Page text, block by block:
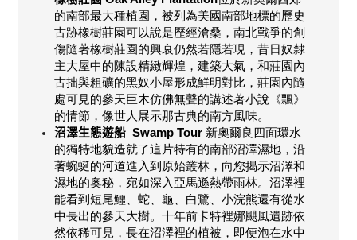
的南部最大種植園，被列為美國南部地標的歷史
古跡橡樹莊園可以說是歷經滄桑，南北戰爭的創
傷隨著橡樹莊園的興衰仍然若隱若現，昔日奴隸
主大屋中的陳設精緻輝煌，建築大氣，和莊園內
古拙與粗礦的黑奴小屋形成鮮明對比，莊園內隨
處可見的參天巨木仿佛無聲的講述著小說《飄》
的情節，像世人展示那古典的南方風味。
沼澤生態遊船 Swamp Tour 新奧爾良四面環水
的獨特地貌造就了這片特有的南部沼澤濕地，沿
著蜿蜒的河道進入到原始叢林，向您揭示沼澤和
濕地的奧秘，宛如深入亞馬遜熱帶雨林。沼澤裡
能看到短尾鱷、蛇、龜、白鷺、小浣熊還有從水
中長出的參天大樹。十年前卡特裡娜颶風遺跡依
然依稀可見，長在沼澤裡的植被，即便泡在水中